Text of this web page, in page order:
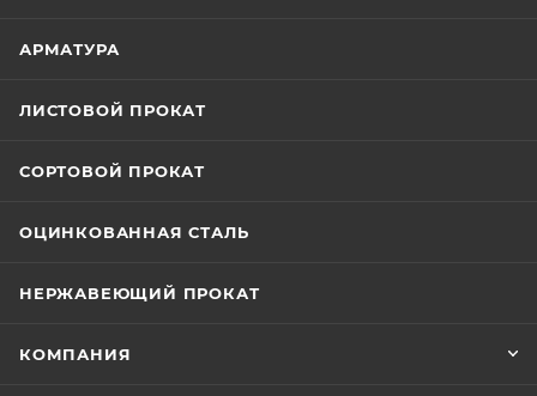
АРМАТУРА
ЛИСТОВОЙ ПРОКАТ
СОРТОВОЙ ПРОКАТ
ОЦИНКОВАННАЯ СТАЛЬ
НЕРЖАВЕЮЩИЙ ПРОКАТ
КОМПАНИЯ